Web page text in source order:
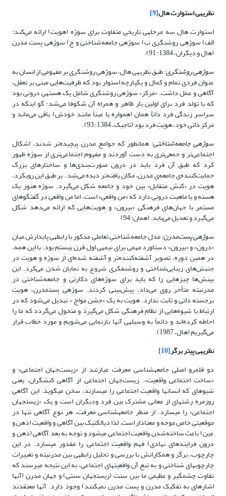
نظریه­ی استوارت هال[9]
استوارت هال سه مرحله­ی تاریخی متفاوت برای سوژه (هویت) ارائه می‌کند:
الف) سوژه­ی روشنگری ب) سوژه­ی جامعه‌شناختی و ج) سوژه­ی پست مدرن
(هال و دیگران، 1384: 91).
سوژه­ی روشنگری:طبق نظریه­ی هال، سوژه­ی روشنگری بر مفهومی از انسان به
عنوان فردی تمام و کمال و یکپارچه استوار بود که ظرفیت‌هایی مبنی بر تعقل،
آگاهی و عمل داشت. «مرکز» سوژه­ی روشنگری شامل یک هسته­ی درونی بود
که با تولد فرد برای اولین بار ظاهر و همراه آن شکوفا می‌شد؛ گو اینکه در
سراسر زندگی فرد ذاتاً همان (همواره یا عیناً مانند خودش) باقی می‌ماند و
مرکز ذاتیِ خود، هویتِ فرد بود (تاجیک، 1384: 93).
سوژه­ی جامعه‌شناختی: همان­طور که جوامع مدرن پیچیده‌تر شدند، اشکال
اجتماعی‌تر و جمعی‌تری به دست آوردند و مفهوم اجتماعی‌تری از سوژه ظهور
کرد که طبق آن فرد باید در درون صورت‌بندی‌ها و ساختارهای بزرگ
حمایت‌کننده‌ی جامعه‌ی مدرن، مکان یافته‌تر دیده می‌شد. بر طبق این رویکرد،
هویت در «کنش متقابل» بین خود و جامعه شکل می‌گیرد. سوژه هنوز یک
هسته و یا ماهیت درونی دارد که «من واقعی» است، اما من‌ واقعی در گفتگوهای
مستمر با جهان‌های فرهنگی «بیرون» و هویت‌هایی که ارائه می‌دهد شکل
می‌گیرد و تعدیل می‌یابد. (همان: 94)
سوژه­ی پست‌مدرن:مدل جامعه‌شناختیِ تعاملیِ مذکور با رابطه­ی پایدارش میان
«درون» و «بیرون» دستاورد مهمی برای نیمه­ی اول قرن بیستم بود. با این همه،
در همین دوره، تصویر آشفته‌کننده‌تر و آشفته شده‌ای از سوژه و هویت در
جنبش‌های زیبایی‌شناختی و روشنفکری شروع به نمایان شدن می‌کرد. این
بینش‌ها چیزهایی را که باید برای سوژه‌های دکارتی و جامعه‌شناختی در
مدرنیته متأخر روی می‌داد، پیش‌بینی کردند. سوژه­ی پست­مدرن، هویتِ
برجسته ذاتی و ثابت ندارد. هویت به یک «جشن مواج » تبدیل می‌شود که در
ارتباط با شیوه‌هایی از نظام فرهنگی شکل می‌گیرد و متحول می‌گردد که ما را
احاطه کرده‌اند و دائماً به وسیله­ی آن­ها بازنمایی می‌شویم و مورد خطاب قرار
می‌گیریم (هال‏‏، 1987).
نظریه­ی پیتر برگر[10]
دو قلمرو اصلی جامعه‏شناسی معرفت عبارتند از «زیست‌جهان اجتماعی» و
«ساخت اجتماعی واقعیت». زیست‌جهان اجتماعی از آگاهی کنشگران، یعنی
شیوه‏ای که انسان­ها واقعیت اجتماعی را می‏سازند، سخن می‏گوید. این آگاهی
روزمره رشته‏ای از معانی مشترک بین فرد ودیگران است و یک «زیست‏جهان
اجتماعی» را می‏سازد. از منظر جامعه‏شناسی معرفت، هر نوع آگاهی تنها در
موقعیتی خاص موجه و معنادار است. لذا دیالکتیک بین آگاهی و واقعیت (ذهن و
عین) باعث ساخته‌شدن واقعیت اجتماعی می‏شود و توجه به بعد آگاهی (ذهن و
درون فرایندهای نهادی) فهم واقعیت اجتماعی را مقدور می‏سازد. در این
چارچوب، برگر و همکارانش با بررسی و تحلیل رابطه­ی بین مدرنیته و تغییرات
چارچوب‏های شناختی و به تبع آن واقعیت‏های اجتماعی، به این نتیجه می‏رسند که
تفاوت چشمگیر و عظیمی ما بین سنت (زیست‏جهان سنتی) و جهان مدرن (آن­ها
اشاره‏ای به تفکیک مدرن و پست مدرن نمی‏کنند) وجود دارد. آن­ها معتقدند